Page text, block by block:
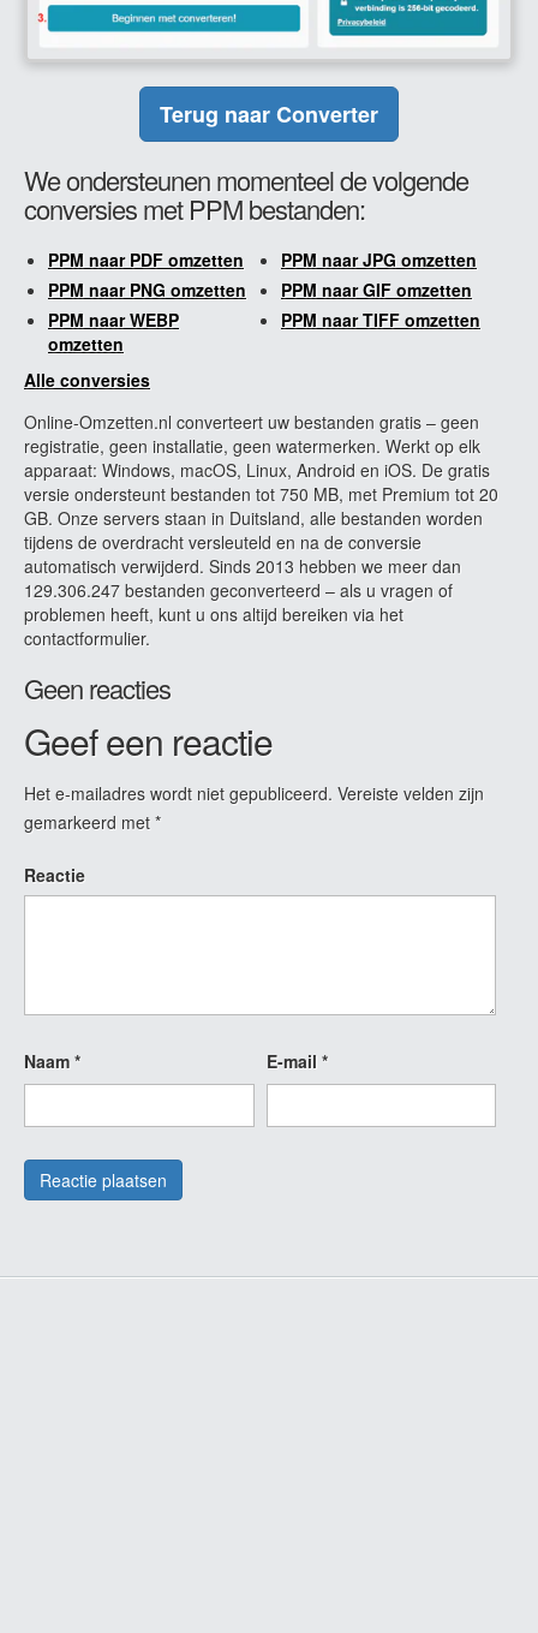
Terug naar Converter
We ondersteunen momenteel de volgende
conversies met PPM bestanden:
PPM naar PDF omzetten
PPM naar JPG omzetten
PPM naar PNG omzetten
PPM naar GIF omzetten
PPM naar WEBP
omzetten
PPM naar TIFF omzetten
Alle conversies
Online-Omzetten.nl converteert uw bestanden gratis – geen
registratie, geen installatie, geen watermerken. Werkt op elk
apparaat: Windows, macOS, Linux, Android en iOS. De gratis
versie ondersteunt bestanden tot 750 MB, met Premium tot 20
GB. Onze servers staan in Duitsland, alle bestanden worden
tijdens de overdracht versleuteld en na de conversie
automatisch verwijderd. Sinds 2013 hebben we meer dan
129.306.247 bestanden geconverteerd – als u vragen of
problemen heeft, kunt u ons altijd bereiken via het
contactformulier.
Geen reacties
Geef een reactie
Het e-mailadres wordt niet gepubliceerd. Vereiste velden zijn
gemarkeerd met *
Reactie
Naam * E-mail *